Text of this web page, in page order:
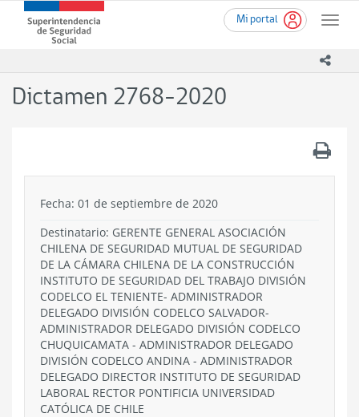
contenido
Mi portal
Toggle
Superintendencia
de
-
Dictamen 2768-2020
Fecha: 01 de septiembre de 2020
Destinatario: GERENTE GENERAL ASOCIACIÓN
CHILENA DE SEGURIDAD MUTUAL DE SEGURIDAD
DE LA CÁMARA CHILENA DE LA CONSTRUCCIÓN
INSTITUTO DE SEGURIDAD DEL TRABAJO DIVISIÓN
CODELCO EL TENIENTE- ADMINISTRADOR
DELEGADO DIVISIÓN CODELCO SALVADOR-
ADMINISTRADOR DELEGADO DIVISIÓN CODELCO
CHUQUICAMATA - ADMINISTRADOR DELEGADO
DIVISIÓN CODELCO ANDINA - ADMINISTRADOR
DELEGADO DIRECTOR INSTITUTO DE SEGURIDAD
LABORAL RECTOR PONTIFICIA UNIVERSIDAD
CATÓLICA DE CHILE